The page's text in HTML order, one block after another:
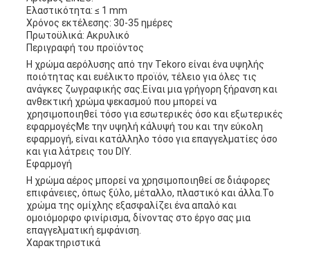
Ελαστικότητα: ≤ 1 mm
Χρόνος εκτέλεσης: 30-35 ημέρες
Πρωτοϋλικά: Ακρυλικό
Περιγραφή του προϊόντος
Η χρώμα αερόλυσης από την Tekoro είναι ένα υψηλής
ποιότητας και ευέλικτο προϊόν, τέλειο για όλες τις
ανάγκες ζωγραφικής σας.Είναι μια γρήγορη ξήρανση και
ανθεκτική χρώμα ψεκασμού που μπορεί να
χρησιμοποιηθεί τόσο για εσωτερικές όσο και εξωτερικές
εφαρμογέςΜε την υψηλή κάλυψή του και την εύκολη
εφαρμογή, είναι κατάλληλο τόσο για επαγγελματίες όσο
και για λάτρεις του DIY.
Εφαρμογή
Η χρώμα αέρος μπορεί να χρησιμοποιηθεί σε διάφορες
επιφάνειες, όπως ξύλο, μέταλλο, πλαστικό και άλλα.Το
χρώμα της ομίχλης εξασφαλίζει ένα απαλό και
ομοιόμορφο φινίρισμα, δίνοντας στο έργο σας μια
επαγγελματική εμφάνιση.
Χαρακτηριστικά